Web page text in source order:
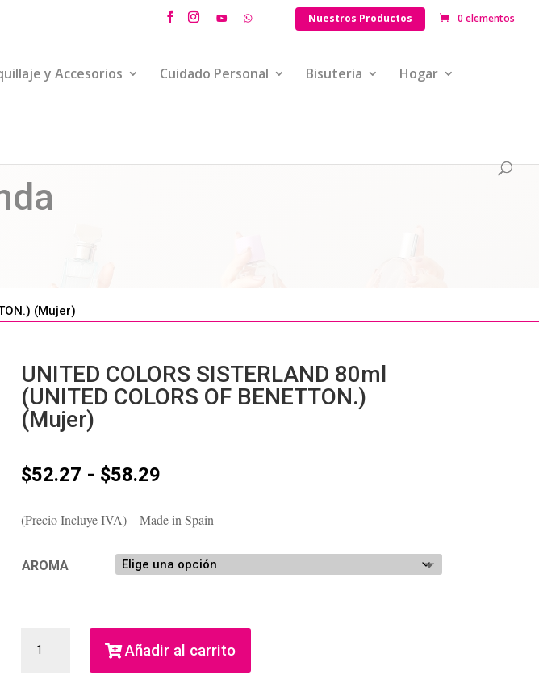
Nuestros Productos 0 elementos
y Accesorios Cuidado Personal Bisuteria Hogar
(Mujer)
UNITED COLORS SISTERLAND 80ml
(UNITED COLORS OF BENETTON.)
(Mujer)
$52.27 - $58.29
precios:
desde
$52.27
hasta
$58.29
(Precio Incluye IVA) – Made in Spain
AROMA
COLORS
SISTERLAND
Añadir al carrito